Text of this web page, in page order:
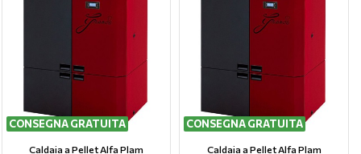
CONSEGNA GRATUITA
Caldaia a Pellet Alfa Plam
CONSEGNA GRATUITA
Caldaia a Pellet Alfa Plam